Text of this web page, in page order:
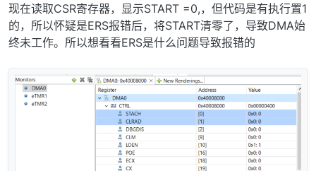
现在读取CSR寄存器，显示START =0,，但代码是有执行置1
的，所以怀疑是ERS报错后，将START清零了，导致DMA始
终未工作。所以想看看ERS是什么问题导致报错的